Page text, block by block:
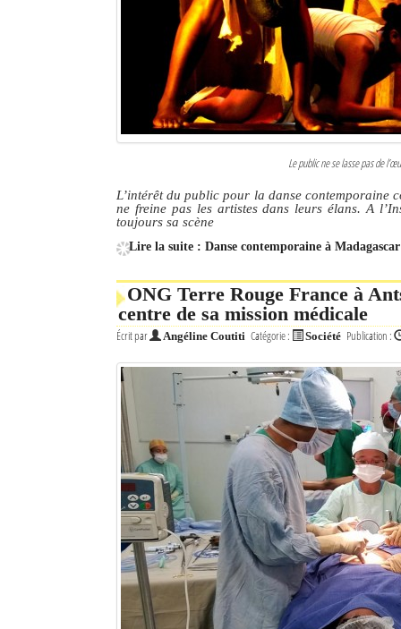
Le public ne se lasse pas de
L’intérêt du public pour la danse contemporaine
ne freine pas les artistes dans leurs élans. A
toujours sa scène
Lire la suite : Danse contemporaine à
ONG Terre Rouge France à
centre de sa mission médicale
Écrit par Angéline Coutiti Catégorie : Société Publication :